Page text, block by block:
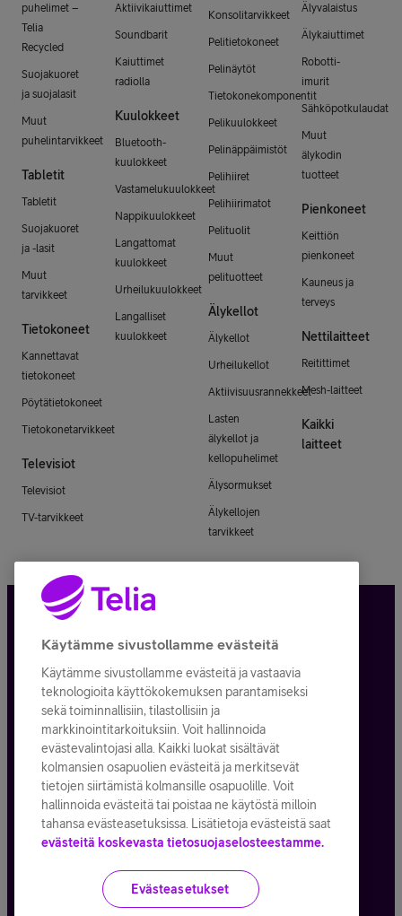
puhelimet –
Telia
Recycled
Suojakuoret
ja suojalasit
Muut
puhelintarvikkeet
Tabletit
Tabletit
Suojakuoret
ja -lasit
Muut
tarvikkeet
Tietokoneet
Kannettavat
tietokoneet
Pöytätietokoneet
Tietokonetarvikkeet
Televisiot
Televisiot
TV-tarvikkeet
Aktiivikaiuttimet
Soundbarit
Kaiuttimet
radiolla
Kuulokkeet
Bluetooth-
kuulokkeet
Vastamelukuulokkeet
Nappikuulokkeet
Langattomat
kuulokkeet
Urheilukuulokkeet
Langalliset
kuulokkeet
Konsolitarvikkeet
Pelitietokoneet
Pelinäytöt
Tietokonekomponentit
Pelikuulokkeet
Pelinäppäimistöt
Pelihiiret
Pelihiirimatot
Pelituolit
Muut
pelituotteet
Älykellot
Älykellot
Urheilukellot
Aktiivisuusrannekkeet
Lasten
älykellot ja
kellopuhelimet
Älysormukset
Älykellojen
tarvikkeet
Älyvalaistus
Älykaiuttimet
Robotti-
imurit
Sähköpotkulaudat
Muut
älykodin
tuotteet
Pienkoneet
Keittiön
pienkoneet
Kauneus ja
terveys
Nettilaitteet
Reitittimet
Mesh-laitteet
Kaikki
laitteet
Tietosuoja ja -turva
Tilauksen peruuttaminen
Käyttöehdot
Evästeiden käyttö
Toimitusehdot ja palvelukuvaukset
Kaikki hinnat ALV25,5%
© Telia Company2026
Käytämme sivustollamme evästeitä
Käytämme sivustollamme evästeitä ja vastaavia
teknologioita käyttökokemuksen parantamiseksi
sekä toiminnallisiin, tilastollisiin ja
markkinointitarkoituksiin. Voit hallinnoida
evästevalintojasi alla. Kaikki luokat sisältävät
kolmansien osapuolien evästeitä ja merkitsevät
tietojen siirtämistä kolmansille osapuolille. Voit
hallinnoida evästeitä tai poistaa ne käytöstä milloin
tahansa evästeasetuksissa. Lisätietoja evästeistä saat
evästeitä koskevasta tietosuojaselosteestamme.
Evästeasetukset